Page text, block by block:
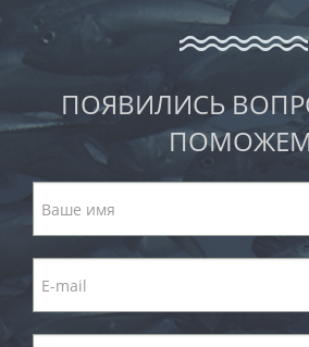
ПОЯВИЛИСЬ